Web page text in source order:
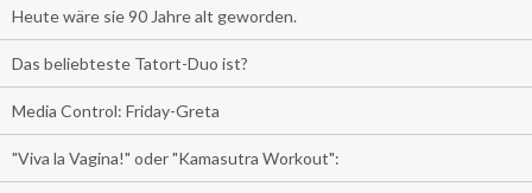
Heute wäre sie 90 Jahre alt geworden.
Das beliebteste Tatort-Duo ist?
Media Control: Friday-Greta
"Viva la Vagina!" oder "Kamasutra Workout":